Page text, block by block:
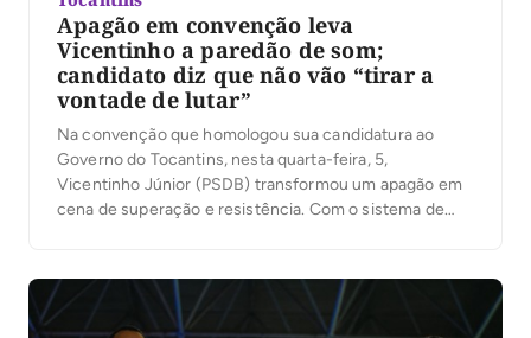
Apagão em convenção leva
Vicentinho a paredão de som;
candidato diz que não vão “tirar a
vontade de lutar”
Na convenção que homologou sua candidatura ao
Governo do Tocantins, nesta quarta-feira, 5,
Vicentinho Júnior (PSDB) transformou um apagão em
cena de superação e resistência. Com o sistema de
palco, subiu em um paredão de som e, iluminado por